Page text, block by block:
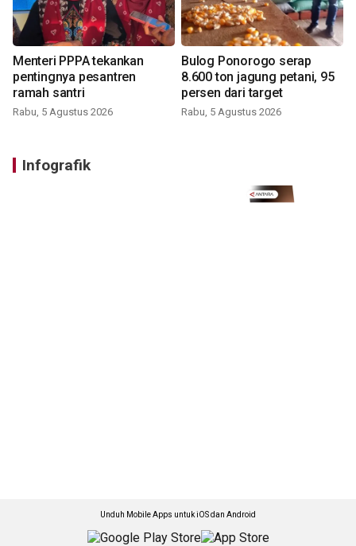
Menteri PPPA tekankan
pentingnya pesantren
ramah santri
Rabu, 5 Agustus 2026
Bulog Ponorogo serap
8.600 ton jagung petani, 95
persen dari target
Rabu, 5 Agustus 2026
Infografik
Unduh Mobile Apps untuk iOS dan Android